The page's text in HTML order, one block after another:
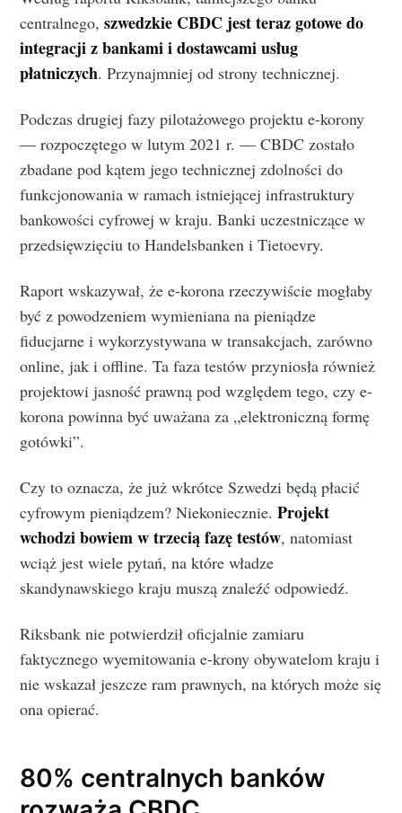
centralnego, szwedzkie CBDC jest teraz gotowe do
integracji z bankami i dostawcami usług
płatniczych. Przynajmniej od strony technicznej.
Podczas drugiej fazy pilotażowego projektu e-korony
— rozpoczętego w lutym 2021 r. — CBDC zostało
zbadane pod kątem jego technicznej zdolności do
funkcjonowania w ramach istniejącej infrastruktury
bankowości cyfrowej w kraju. Banki uczestniczące w
przedsięwzięciu to Handelsbanken i Tietoevry.
Raport wskazywał, że e-korona rzeczywiście mogłaby
być z powodzeniem wymieniana na pieniądze
fiducjarne i wykorzystywana w transakcjach, zarówno
online, jak i offline. Ta faza testów przyniosła również
projektowi jasność prawną pod względem tego, czy e-
korona powinna być uważana za „elektroniczną formę
gotówki”.
Czy to oznacza, że już wkrótce Szwedzi będą płacić
cyfrowym pieniądzem? Niekoniecznie.Projekt
wchodzi bowiem w trzecią fazę testów, natomiast
wciąż jest wiele pytań, na które władze
skandynawskiego kraju muszą znaleźć odpowiedź.
Riksbank nie potwierdził oficjalnie zamiaru
faktycznego wyemitowania e-krony obywatelom kraju i
nie wskazał jeszcze ram prawnych, na których może się
ona opierać.
80% centralnych banków